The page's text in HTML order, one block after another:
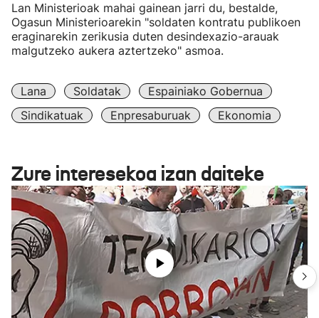
Lan Ministerioak mahai gainean jarri du, bestalde,
Ogasun Ministerioarekin "soldaten kontratu publikoen
eraginarekin zerikusia duten desindexazio-arauak
malgutzeko aukera aztertzeko" asmoa.
Lana Soldatak
Espainiako Gobernua
Sindikatuak
Enpresaburuak Ekonomia
Zure interesekoa izan daiteke